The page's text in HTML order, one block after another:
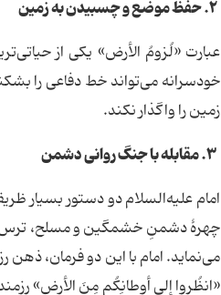
عبارت «لُزومُ الأرض» یکی از
خودسرانه می‌تواند خط دفاعی را
زمین را واگذار نکند.
امام علیه‌السلام دو دستور بسیار
چهرۀ دشمنِ خشمگین و مسلح، ترس و
می‌نماید. امام با این دو فرمان،
«انظُروا إلی أوطانِکُم مِنَ الأرضِ»